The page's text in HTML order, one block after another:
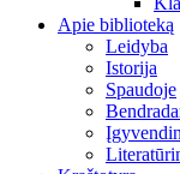
Apie biblioteką
Leidyba
Istorija
Spaudoje